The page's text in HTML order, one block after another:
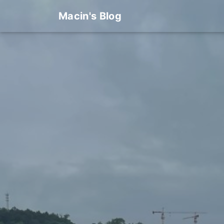
Macin's Blog